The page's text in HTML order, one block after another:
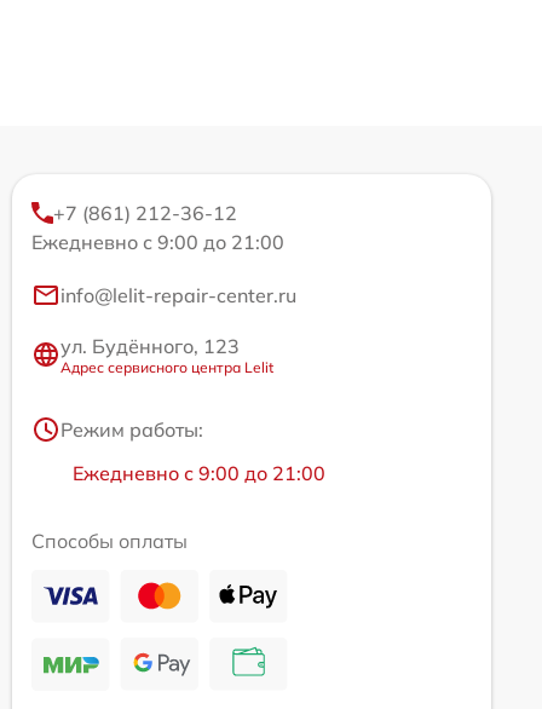
+7 (861) 212-36-12
Ежедневно с 9:00 до 21:00
info@lelit-repair-center.ru
ул. Будённого, 123
Адрес сервисного центра Lelit
Режим работы:
Ежедневно с 9:00 до 21:00
Способы оплаты